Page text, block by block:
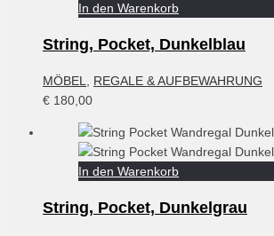
In den Warenkorb
String, Pocket, Dunkelblau
MÖBEL
REGALE & AUFBEWAHRUNG
€ 180,00
In den Warenkorb
String, Pocket, Dunkelgrau